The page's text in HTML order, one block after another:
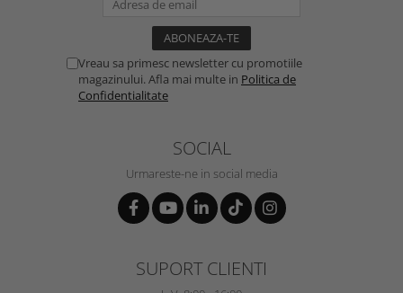
Vreau sa primesc newsletter cu promotiile
magazinului. Afla mai multe in Politica de
Confidentialitate
SOCIAL
Urmareste-ne in social media
SUPORT CLIENTI